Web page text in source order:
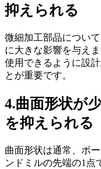
抑えられる
微細加工部品につい
に大きな影響を与え
使用できるように設
とが重要です。
4.曲面形状が
を抑えられる
曲面形状は通常、ボ
ンドミルの先端の1点